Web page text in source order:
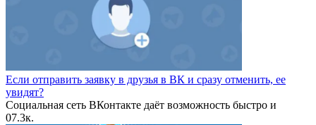
Если отправить заявку в друзья в ВК и сразу отменить, ее
увидят?
Социальная сеть ВКонтакте даёт возможность быстро и
07.3к.